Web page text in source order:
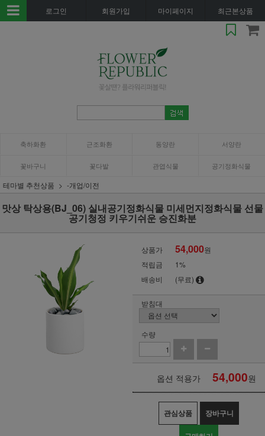
로그인 회원가입 마이페이지 최근본상품
축하화환 근조화환 동양란 서양란
꽃바구니 꽃다발 관엽식물 공기정화식물
테마별 추천상품 -개업/이전
맛상 탁상용(BJ_06) 실내공기정화식물 미세먼지정화식물 선물
공기청정 키우기쉬운 승진화분
상품가 54,000원
적립금
1%
배송비
(무료)
받침대
수량
옵션 적용가 54,000원
관심상품 장바구니